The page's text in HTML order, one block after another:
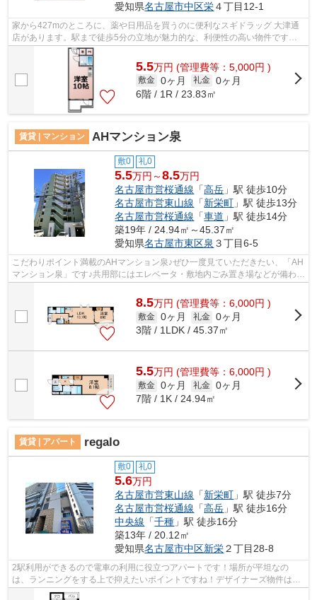
愛知県名古屋市中区栄４丁目12-1
家から427mのところに、薬や日用品を買うのに便利なスギドラッグ 大津通
店があります。駅まで徒歩5分の立地が魅力的な、利便性の高い物件です。
造りとデザインに関して、自信をもって...
5.5万円 (管理費等：5,000円 )
敷金 0ヶ月 礼金 0ヶ月
6階 / 1R / 23.83㎡
賃貸 | マンション AHマンション泉
敷0 礼0
5.5万円～8.5万円
名古屋市営桜通線 「高岳 」駅 徒歩10分
名古屋市営東山線 「新栄町 」駅 徒歩13分
名古屋市営桜通線 「車道 」駅 徒歩14分
築19年 / 24.94㎡～45.37㎡
愛知県名古屋市東区泉 ３丁目6-5
こだわりポイント満載のAHマンション泉♪ぜひ一度見ていただきたい、「AH
マンション泉」です♪共用部にはエレベータ・敷地内ごみ置き場などが備わっ
8.5万円 (管理費等：6,000円 )
敷金 0ヶ月 礼金 0ヶ月
3階 / 1LDK / 45.37㎡
5.5万円 (管理費等：6,000円 )
敷金 0ヶ月 礼金 0ヶ月
7階 / 1K / 24.94㎡
賃貸 | アパート regalo
敷0 礼0
5.6万円
名古屋市営東山線 「新栄町 」駅 徒歩7分
名古屋市営桜通線 「高岳 」駅 徒歩16分
中央線 「千種 」駅 徒歩16分
築13年 / 20.12㎡
愛知県名古屋市中区新栄２丁目28-8
2駅利用ができるので電車の利用に役立つアパートです！場所が平坦なの
は、ランニングをする上で抑えたいポイントですね！デザイナーズ物件はい
かがでしょうか！普通の物件とは一味違い...